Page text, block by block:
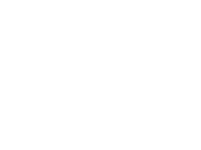
El lujo de
semana:
comercios
competir con las